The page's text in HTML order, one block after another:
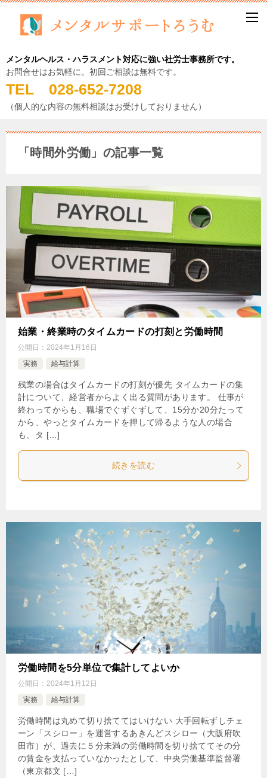
メンタルヘルス・ハラスメント対応に強い社労士事務所です。
お問合せはお気軽に。初回ご相談は無料です。
TEL 028-652-7208
（個人的な内容の無料相談はお受けしておりません）
「時間外労働」の記事一覧
始業・終業時のタイムカードの打刻と労働時間
公開日： 2024年1月16日
実務
給与計算
残業の場合はタイムカードの打刻が優先 タイムカードの集
計について、経営者からよく出る質問があります。 仕事が
終わってからも、職場でぐずぐずして、15分か20分たって
から、やっとタイムカードを押して帰るような人の場合
も、タ […]
続きを読む
労働時間を5分単位で集計してよいか
公開日： 2024年1月12日
実務
給与計算
労働時間は丸めて切り捨ててはいけない 大手回転ずしチェ
ーン「スシロー」を運営するあきんどスシロー（大阪府吹
田市）が、過去に５分未満の労働時間を切り捨ててその分
の賃金を支払っていなかったとして、中央労働基準監督署
（東京都文 […]